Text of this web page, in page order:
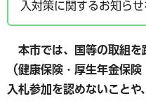
入対策に関するお知らせ
本市では、国等の取組を
（健康保険・厚生年金保
入札参加を認めないこと